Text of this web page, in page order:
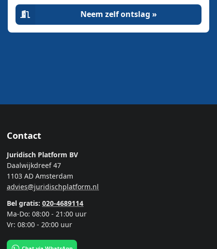
Neem zelf ontslag »
Contact
Juridisch Platform BV
Daalwijkdreef 47
1103 AD Amsterdam
advies@juridischplatform.nl
Bel gratis: 020-4689114
Ma-Do: 08:00 - 21:00 uur
Vr: 08:00 - 20:00 uur